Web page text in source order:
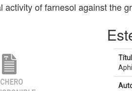
activity of farnesol against the